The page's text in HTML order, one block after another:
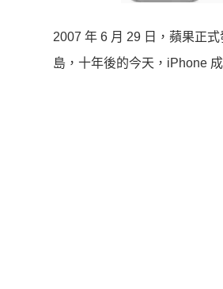
2007 年 6 月 29 日，蘋果正
島，十年後的今天，iPhone